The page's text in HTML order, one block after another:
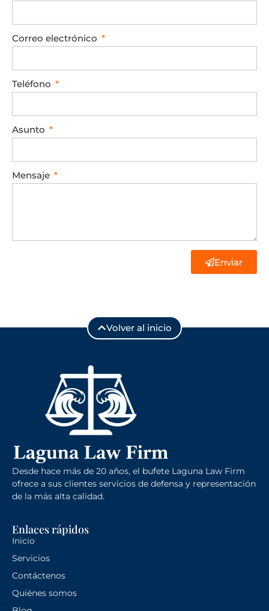
Correo electrónico
Teléfono
Asunto
Mensaje
Enviar
Volver al inicio
Desde hace más de 20 años, el bufete Laguna Law Firm
ofrece a sus clientes servicios de defensa y representación
de la más alta calidad.
Enlaces rápidos
Inicio
Servicios
Contáctenos
Quiénes somos